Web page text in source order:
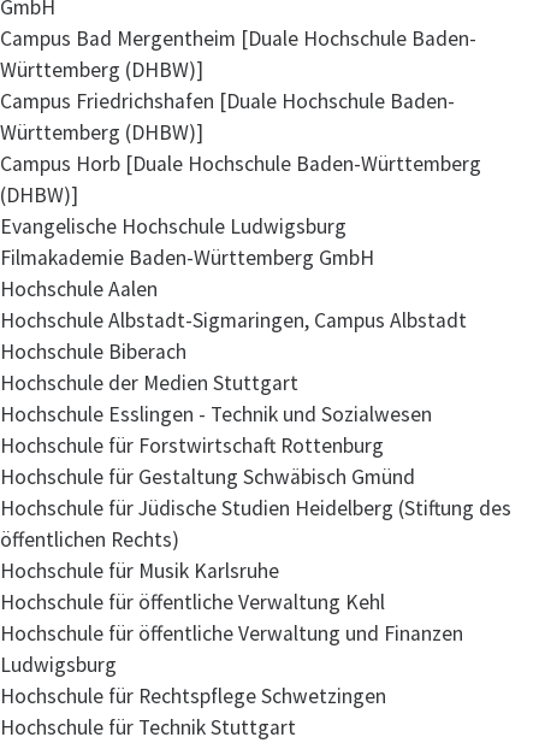
GmbH
Campus Bad Mergentheim [Duale Hochschule Baden-
Württemberg (DHBW)]
Campus Friedrichshafen [Duale Hochschule Baden-
Württemberg (DHBW)]
Campus Horb [Duale Hochschule Baden-Württemberg
(DHBW)]
Evangelische Hochschule Ludwigsburg
Filmakademie Baden-Württemberg GmbH
Hochschule Aalen
Hochschule Albstadt-Sigmaringen, Campus Albstadt
Hochschule Biberach
Hochschule der Medien Stuttgart
Hochschule Esslingen - Technik und Sozialwesen
Hochschule für Forstwirtschaft Rottenburg
Hochschule für Gestaltung Schwäbisch Gmünd
Hochschule für Jüdische Studien Heidelberg (Stiftung des
öffentlichen Rechts)
Hochschule für Musik Karlsruhe
Hochschule für öffentliche Verwaltung Kehl
Hochschule für öffentliche Verwaltung und Finanzen
Ludwigsburg
Hochschule für Rechtspflege Schwetzingen
Hochschule für Technik Stuttgart